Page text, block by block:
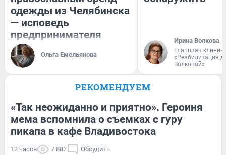
одежды из Челябинска
— исповедь
предпринимателя
Ольга Емельянова
Ирина Волкова
Главврач
«Реабилитация
Волковой»
РЕКОМЕНДУЕМ
«Так неожиданно и приятно». Героиня
мема вспомнила о съемках с гуру
пикапа в кафе Владивостока
12 часов 7 882 Обсудить